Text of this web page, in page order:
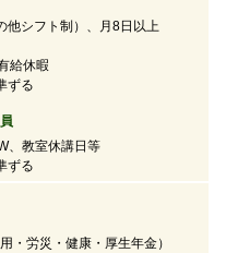
他シフト制）、月8日以上
給休暇
ずる
、教室休講日等
ずる
・労災・健康・厚生年金）